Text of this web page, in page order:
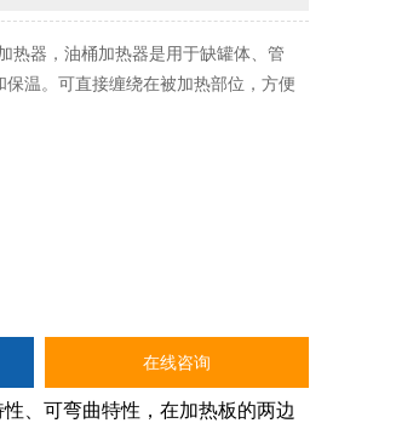
热器，油桶加热器是用于缺罐体、管
温。可直接缠绕在被加热部位，方便
在线咨询
、可弯曲特性，在加热板的两边